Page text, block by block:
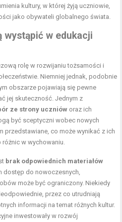
kultury, w której żyją uczniowie,
jako obywateli globalnego świata.
wystąpić w edukacji
rolę w rozwijaniu tożsamości i
Niemniej jednak, podobnie
obszarze pojawiają się pewne
jej skuteczność. Jednym z
ze strony uczniów oraz ich
być sceptyczni wobec nowych
przedstawiane, co może wynikać z ich
w wychowaniu.
brak odpowiednich materiałów
dostęp do nowoczesnych,
może być ograniczony. Niekiedy
przez co utrudniają
informacji na temat różnych kultur.
inwestowały w rozwój